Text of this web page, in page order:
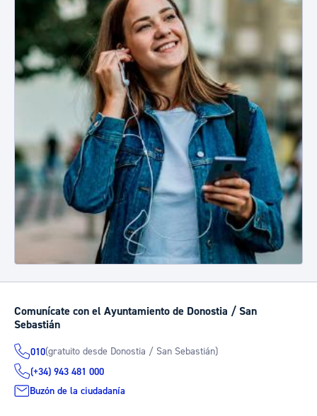
Comunícate con el Ayuntamiento de Donostia / San
Sebastián
010(gratuito desde Donostia / San Sebastián)
(+34) 943 481 000
Buzón de la ciudadanía